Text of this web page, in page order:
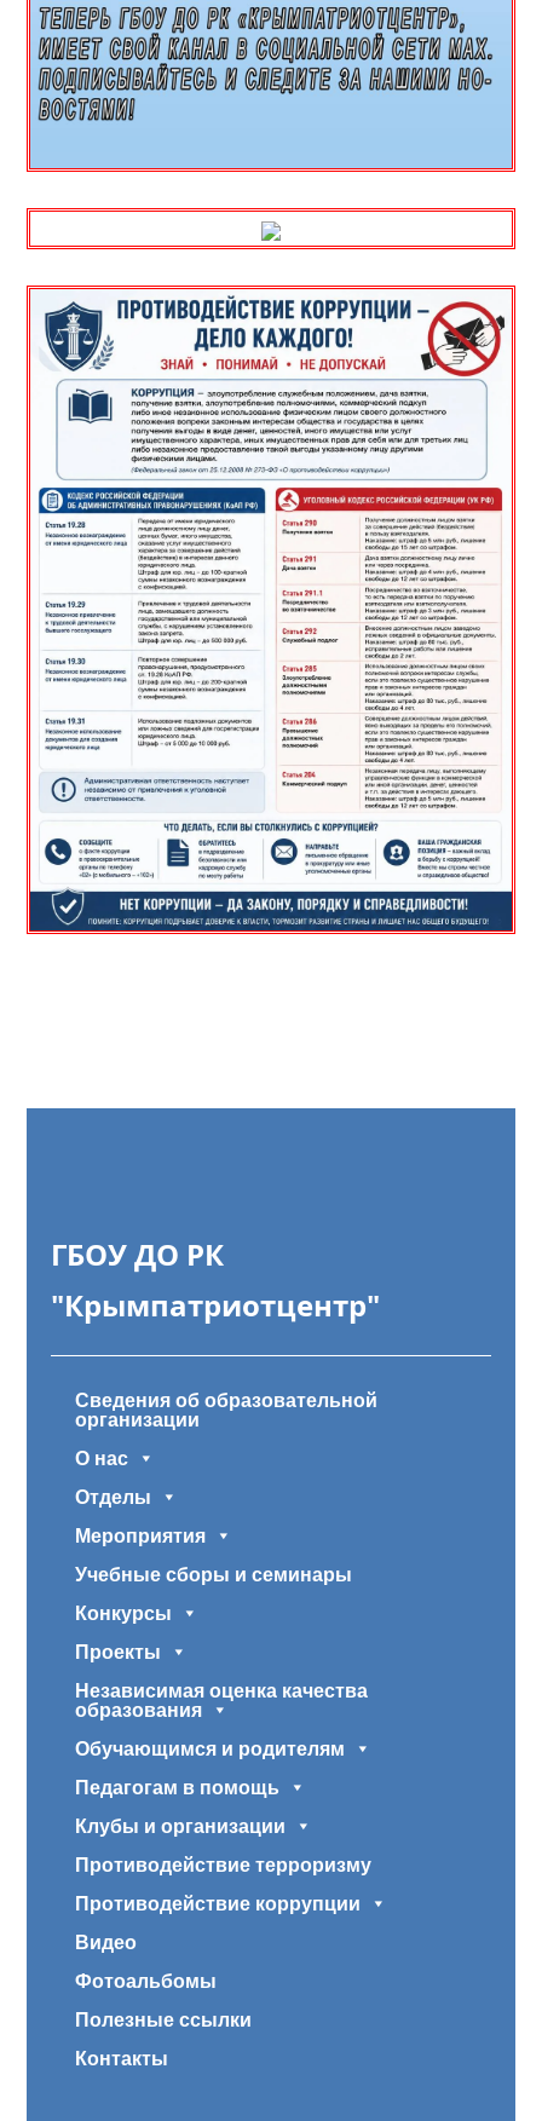
ГБОУ ДО РК
"Крымпатриотцентр"
Сведения об образовательной
организации
О нас
Отделы
Мероприятия
Учебные сборы и семинары
Конкурсы
Проекты
Независимая оценка качества
образования
Обучающимся и родителям
Педагогам в помощь
Клубы и организации
Противодействие терроризму
Противодействие коррупции
Видео
Фотоальбомы
Полезные ссылки
Контакты